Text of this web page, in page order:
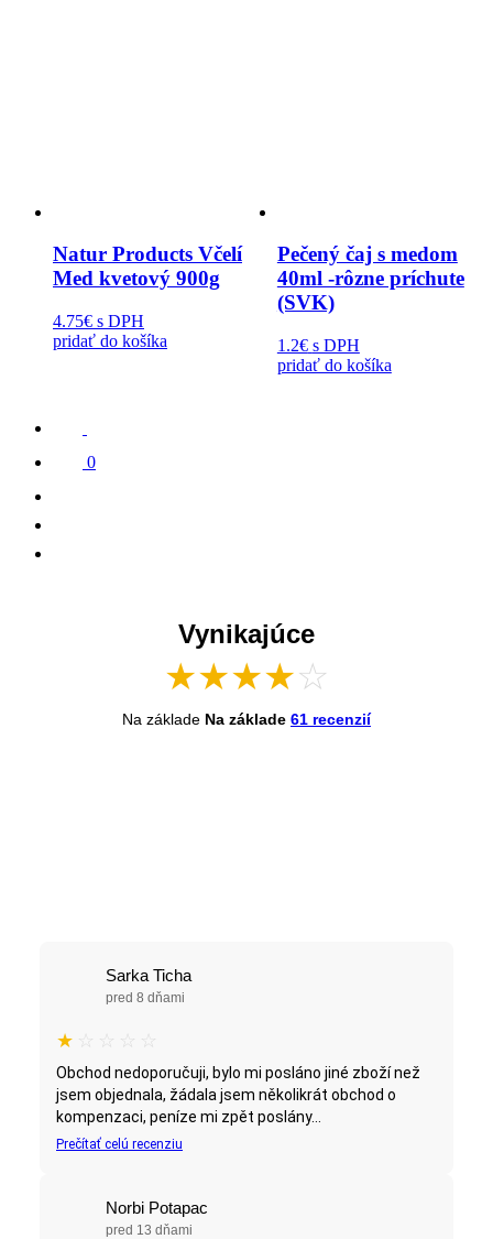
Natur Products Včelí
Med kvetový 900g
4.75€ s DPH
pridať do košíka
Pečený čaj s medom
40ml -rôzne príchute
(SVK)
1.2€ s DPH
pridať do košíka
0
Vynikajúce
★★★★☆
Na základe Na základe 61 recenzií
Sarka Ticha
pred 8 dňami
★ ☆ ☆ ☆ ☆
Obchod nedoporučuji, bylo mi posláno jiné zboží než
jsem objednala, žádala jsem několikrát obchod o
kompenzaci, peníze mi zpět poslány...
Prečítať celú recenziu
Norbi Potapac
pred 13 dňami